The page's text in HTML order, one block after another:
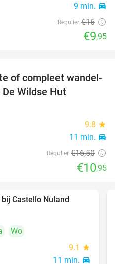
9 min. directions_car
Regulier €16
€9,95
34%
of compleet wandel-
Wildse Hut
9.8 star
11 min. directions_car
Regulier €16,50
€10,95
Castello Nuland
Wo
9.1 star
11 min. directions_car